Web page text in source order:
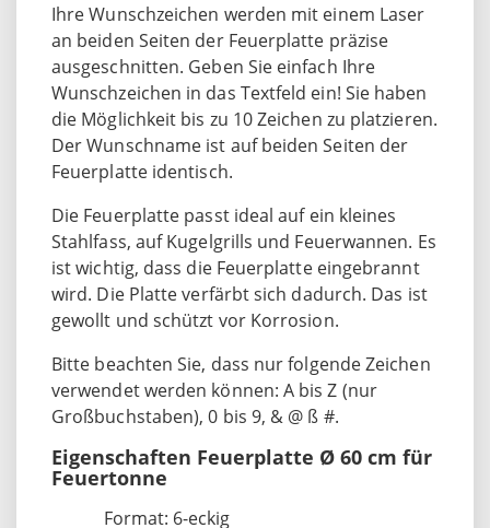
Ihre Wunschzeichen werden mit einem Laser
an beiden Seiten der Feuerplatte präzise
ausgeschnitten. Geben Sie einfach Ihre
Wunschzeichen in das Textfeld ein! Sie haben
die Möglichkeit bis zu 10 Zeichen zu platzieren.
Der Wunschname ist auf beiden Seiten der
Feuerplatte identisch.
Die Feuerplatte passt ideal auf ein kleines
Stahlfass, auf Kugelgrills und Feuerwannen. Es
ist wichtig, dass die Feuerplatte eingebrannt
wird. Die Platte verfärbt sich dadurch. Das ist
gewollt und schützt vor Korrosion.
Bitte beachten Sie, dass nur folgende Zeichen
verwendet werden können: A bis Z (nur
Großbuchstaben), 0 bis 9, & @ ß #.
Eigenschaften Feuerplatte Ø 60 cm für
Feuertonne
Format: 6-eckig